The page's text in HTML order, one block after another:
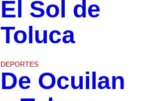
El Sol de
Toluca
DEPORTES
De Ocuilan